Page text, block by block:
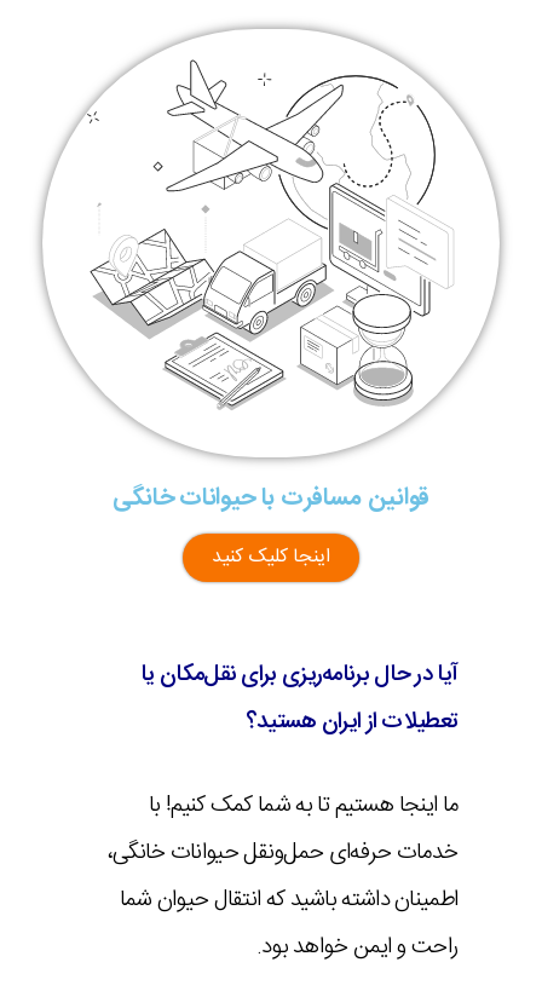
قوانین مسافرت با حیوانات خانگی
اینجا کلیک کنید
آیا در حال برنامه‌ریزی برای نقل‌مکان یا
تعطیلات از ایران هستید؟
ما اینجا هستیم تا به شما کمک کنیم! با
خدمات حرفه‌ای حمل‌ونقل حیوانات خانگی،
اطمینان داشته باشید که انتقال حیوان شما
راحت و ایمن خواهد بود.